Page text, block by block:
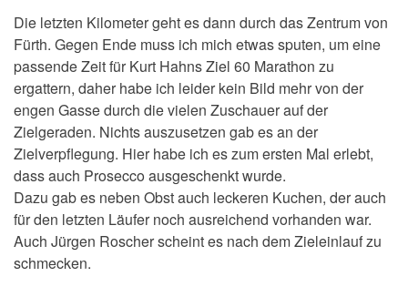
Die letzten Kilometer geht es dann durch das Zentrum von
Fürth. Gegen Ende muss ich mich etwas sputen, um eine
passende Zeit für Kurt Hahns Ziel 60 Marathon zu
ergattern, daher habe ich leider kein Bild mehr von der
engen Gasse durch die vielen Zuschauer auf der
Zielgeraden. Nichts auszusetzen gab es an der
Zielverpflegung. Hier habe ich es zum ersten Mal erlebt,
dass auch Prosecco ausgeschenkt wurde.
Dazu gab es neben Obst auch leckeren Kuchen, der auch
für den letzten Läufer noch ausreichend vorhanden war.
Auch Jürgen Roscher scheint es nach dem Zieleinlauf zu
schmecken.